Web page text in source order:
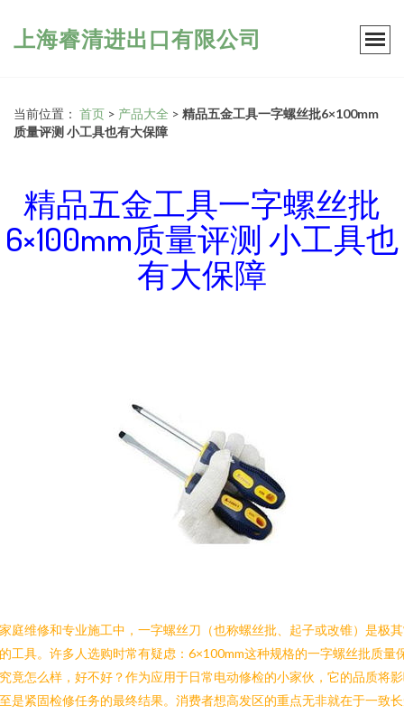
上海睿清进出口有限公司
当前位置： 首页 > 产品大全 > 精品五金工具一字螺丝批6×100mm
质量评测 小工具也有大保障
精品五金工具一字螺丝批
6×100mm质量评测 小工具也
有大保障
庭维修和专业施工中，一字螺丝刀（也称螺丝批、起子或改锥）是极
工具。许多人选购时常有疑虑：6×100mm这种规格的一字螺丝批质量
竟怎么样，好不好？作为应用于日常电动修检的小家伙，它的品质将
是紧固检修任务的最终结果。消费者想高发区的重点无非就在于一致